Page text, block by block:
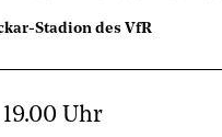
Stadion des VfR
19.00 Uhr